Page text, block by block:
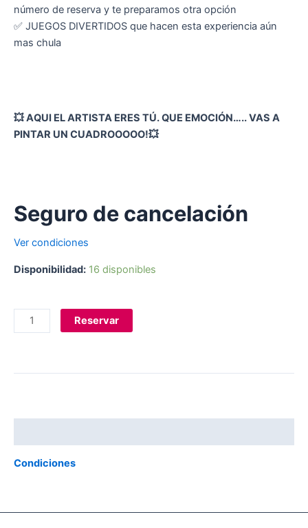
número de reserva y te preparamos otra opción
✅ JUEGOS DIVERTIDOS que hacen esta experiencia aún
mas chula
💥 AQUI EL ARTISTA ERES TÚ. QUE EMOCIÓN….. VAS A
PINTAR UN CUADROOOOO!💥
Seguro de cancelación
Ver condiciones
Disponibilidad: 16 disponibles
Reservar
Condiciones